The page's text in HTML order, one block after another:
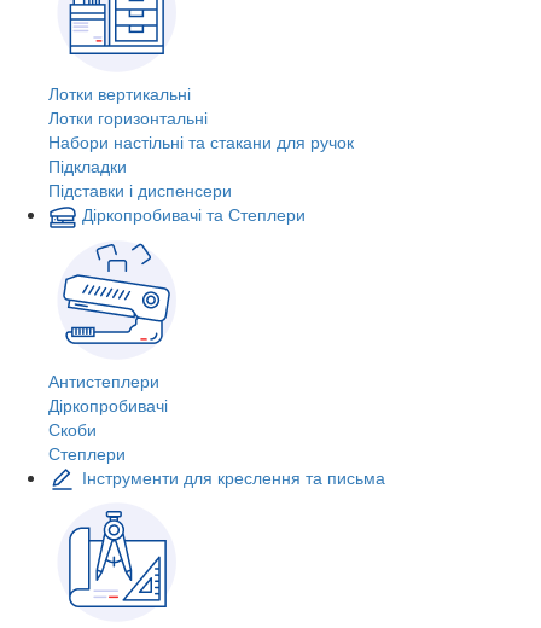
Лотки вертикальні
Лотки горизонтальні
Набори настільні та стакани для ручок
Підкладки
Підставки і диспенсери
Діркопробивачі та Степлери
Антистеплери
Діркопробивачі
Скоби
Степлери
Інструменти для креслення та письма